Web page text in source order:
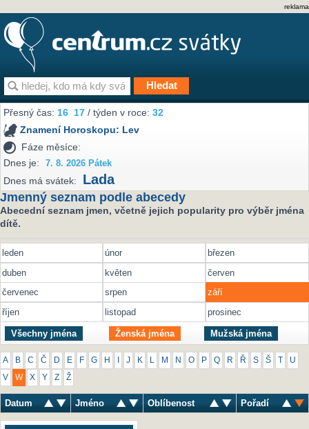
reklama
Přesný čas:16 17 / týden v roce:32
Znamení Horoskopu: Lev
Fáze měsíce:
Dnes je:
7. 8. 2026 Pátek
Dnes má svátek: Lada
Jmenný seznam podle abecedy
Abecední seznam jmen, včetně jejich popularity pro výběr jména
dítě.
leden únor
březen
duben
květen
červen
červenec
srpen
září
říjen
listopad prosinec
Všechny jména Ženská jména Mužská jména
A B C Č D E F G H J K M N O P Q R Ř S Š U
V W X Y Z Ž
Datum Jméno Oblíbenost Pořadí